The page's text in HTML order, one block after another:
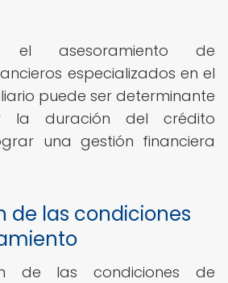
el asesoramiento de
especializados en el
puede ser determinante
la duración del crédito
una gestión financiera
de las condiciones
de las condiciones de